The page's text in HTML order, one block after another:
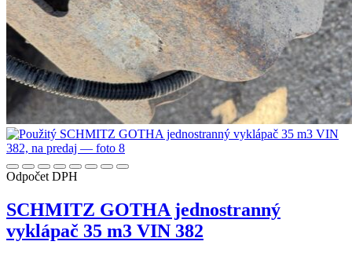
Odpočet DPH
SCHMITZ GOTHA jednostranný
vyklápač 35 m3 VIN 382